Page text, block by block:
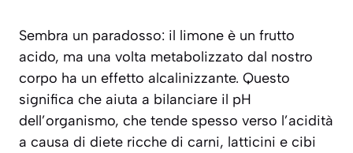
Sembra un paradosso: il limone è un frutto
acido, ma una volta metabolizzato dal nostro
corpo ha un effetto alcalinizzante. Questo
significa che aiuta a bilanciare il pH
dell’organismo, che tende spesso verso l’acidità
a causa di diete ricche di carni, latticini e cibi